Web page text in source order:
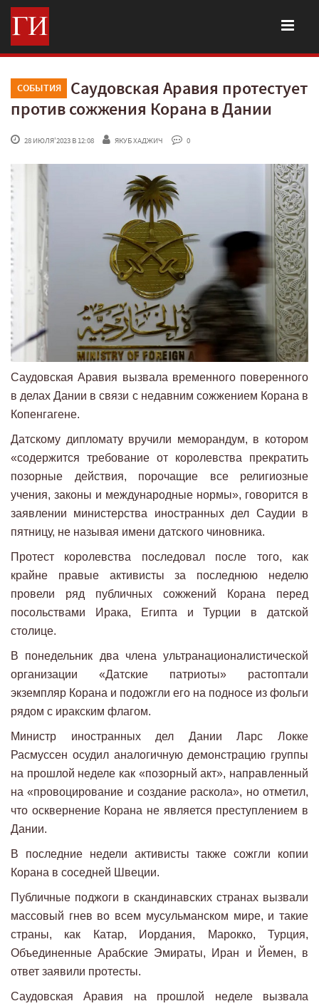
СОБЫТИЯ
Саудовская Аравия протестует
против сожжения Корана в Дании
28 ИЮЛЯ'2023 В 12:08 ЯКУБ ХАДЖИЧ 0
Саудовская Аравия вызвала временного поверенного
в делах Дании в связи с недавним сожжением Корана в
Копенгагене.
Датскому дипломату вручили меморандум, в котором
«содержится требование от королевства прекратить
позорные действия, порочащие все религиозные
учения, законы и международные нормы», говорится в
заявлении министерства иностранных дел Саудии в
пятницу, не называя имени датского чиновника.
Протест королевства последовал после того, как
крайне правые активисты за последнюю неделю
провели ряд публичных сожжений Корана перед
посольствами Ирака, Египта и Турции в датской
столице.
В понедельник два члена ультранационалистической
организации «Датские патриоты» растоптали
экземпляр Корана и подожгли его на подносе из фольги
рядом с иракским флагом.
Министр иностранных дел Дании Ларс Локке
Расмуссен осудил аналогичную демонстрацию группы
на прошлой неделе как «позорный акт», направленный
на «провоцирование и создание раскола», но отметил,
что осквернение Корана не является преступлением в
Дании.
В последние недели активисты также сожгли копии
Корана в соседней Швеции.
Публичные поджоги в скандинавских странах вызвали
массовый гнев во всем мусульманском мире, и такие
страны, как Катар, Иордания, Марокко, Турция,
Объединенные Арабские Эмираты, Иран и Йемен, в
ответ заявили протесты.
Саудовская Аравия на прошлой неделе вызвала